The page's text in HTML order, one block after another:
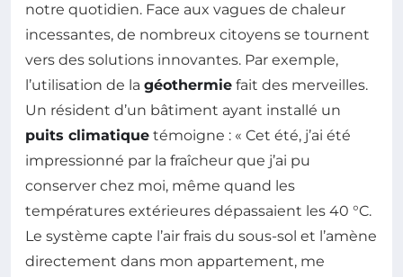
notre quotidien. Face aux vagues de chaleur
incessantes, de nombreux citoyens se tournent
vers des solutions innovantes. Par exemple,
l’utilisation de la géothermie fait des merveilles.
Un résident d’un bâtiment ayant installé un
puits climatique témoigne : « Cet été, j’ai été
impressionné par la fraîcheur que j’ai pu
conserver chez moi, même quand les
températures extérieures dépassaient les 40 °C.
Le système capte l’air frais du sous-sol et l’amène
directement dans mon appartement, me